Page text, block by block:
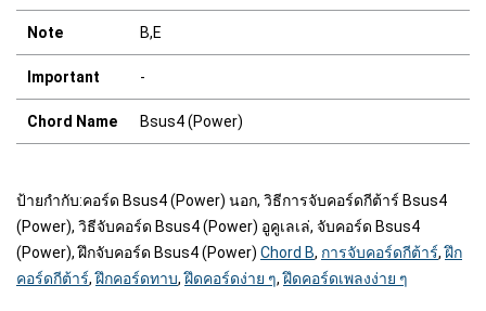
Note B,E
Important -
Chord Name Bsus4 (Power)
ป้ายกำกับ:คอร์ด Bsus4 (Power) นอก, วิธีการจับคอร์ดกีต้าร์ Bsus4
(Power), วิธีจับคอร์ด Bsus4 (Power) อูคูเลเล่, จับคอร์ด Bsus4
(Power), ฝึกจับคอร์ด Bsus4 (Power) Chord B, การจับคอร์ดกีต้าร์,ฝึก
คอร์ดกีต้าร์,ฝึกคอร์ดทาบ,ฝึดคอร์ดง่าย ๆ,ฝึดคอร์ดเพลงง่าย ๆ